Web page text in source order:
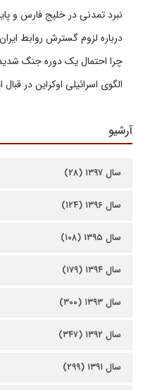
نبرد تمدنی در خلیج فارس و
درباره لزوم گسترش روابط
چرا احتمال یک دوره جنگ شدید
الگوی اسرائیلی اوکراین در قبال
آرشیو
سال ۱۳۹۷ (۲۸)
سال ۱۳۹۶ (۱۲۴)
سال ۱۳۹۵ (۱۰۸)
سال ۱۳۹۴ (۱۷۹)
سال ۱۳۹۳ (۳۰۰)
سال ۱۳۹۲ (۳۴۷)
سال ۱۳۹۱ (۲۹۹)